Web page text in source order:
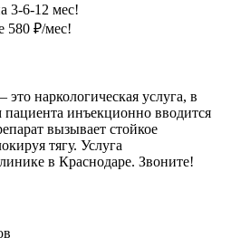
3-6-12 мес!
580 ₽/мес!
наркологическая услуга, в
пациента инъекционно вводится
вызывает стойкое
тягу. Услуга
в Краснодаре. Звоните!